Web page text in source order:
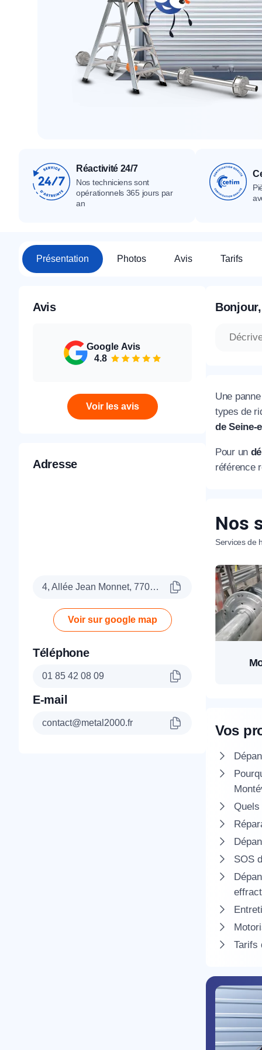
Tous nos produits
Tous nos produitsTous nos
Réactivité 24/7
Nos techniciens sont
opérationnels 365 jours par
an
Présentation Photos Avis Tarifs
Avis
Google Avis
4.8
Voir les avis
Adresse
4, Allée Jean Monnet, 77090 Collégien
Voir sur google map
Téléphone
01 85 42 08 09
E-mail
contact@metal2000.fr
Bonjour,
Une
types de
de Seine-
Pour un
référence
Nos
Services de
Vos
SOS
Tarifs